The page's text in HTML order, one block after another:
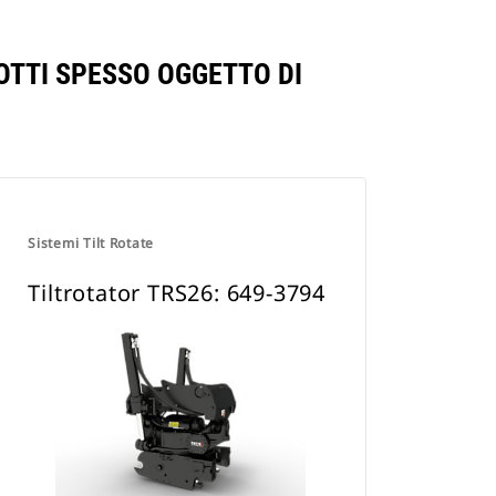
SPESSO OGGETTO DI
Sistemi Tilt Rotate
Tiltrotator TRS26: 649-3794